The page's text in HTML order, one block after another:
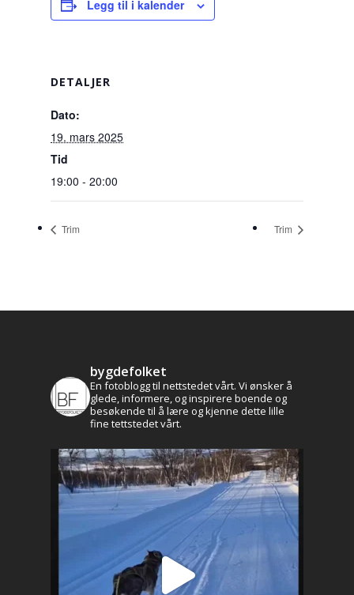
Legg til i kalender
DETALJER
Dato:
19. mars 2025
Tid
19:00 - 20:00
Trim Trim
bygdefolket
En fotoblogg til nettstedet vårt. Vi ønsker å
glede, informere, og inspirere boende og
besøkende til å lære og kjenne dette lille
fine tettstedet vårt.
Aktuelt
Leve og bo